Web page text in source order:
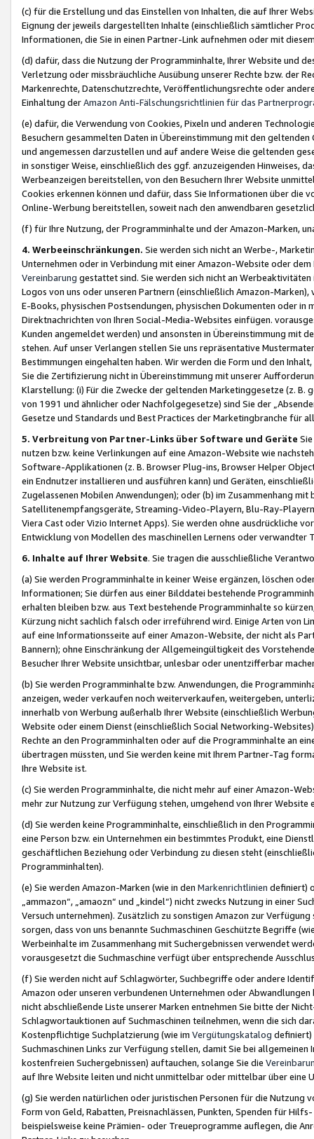
(c) für die Erstellung und das Einstellen von Inhalten, die auf Ihrer
Eignung der jeweils dargestellten Inhalte (einschließlich sämtlicher
Informationen, die Sie in einen Partner-Link aufnehmen oder mit
(d) dafür, dass die Nutzung der Programminhalte, Ihrer Website und
Verletzung oder missbräuchliche Ausübung unserer Rechte bzw. der
Markenrechte, Datenschutzrechte, Veröffentlichungsrechte oder
Einhaltung derAmazon Anti-Fälschungsrichtlinien für das
(e) dafür, die Verwendung von Cookies, Pixeln und anderen
Besuchern gesammelten Daten in Übereinstimmung mit den
und angemessen darzustellen und auf andere Weise die geltenden
in sonstiger Weise, einschließlich des ggf. anzuzeigenden Hinweises,
Werbeanzeigen bereitstellen, von den Besuchern Ihrer Website
Cookies erkennen können und dafür, dass Sie Informationen über die
Online-Werbung bereitstellen, soweit nach den anwendbaren
(f) für Ihre Nutzung, der Programminhalte und der Amazon-Marken,
4. Werbeeinschränkungen. Sie werden sich nicht an Werbe-,
Unternehmen oder in Verbindung mit einer Amazon-Website oder
Vereinbarung gestattet sind. Sie werden sich nicht an
Logos von uns oder unseren Partnern (einschließlich Amazon-
E-Books, physischen Postsendungen, physischen Dokumenten oder in
Direktnachrichten von Ihren Social-Media-Websites einfügen.
Kunden angemeldet werden) und ansonsten in Übereinstimmung mit
stehen. Auf unser Verlangen stellen Sie uns repräsentative
Bestimmungen eingehalten haben. Wir werden die Form und den
Sie die Zertifizierung nicht in Übereinstimmung mit unserer
Klarstellung: (i) Für die Zwecke der geltenden Marketinggesetze (z. B.
von 1991 und ähnlicher oder Nachfolgegesetze) sind Sie der
Gesetze und Standards und Best Practices der Marketingbranche für
5. Verbreitung von Partner-Links über Software und Geräte
nutzen bzw. keine Verlinkungen auf eine Amazon-Website wie
Software-Applikationen (z. B. Browser Plug-ins, Browser Helper
ein Endnutzer installieren und ausführen kann) und Geräten,
Zugelassenen Mobilen Anwendungen); oder (b) im Zusammenhang
Satellitenempfangsgeräte, Streaming-Video-Playern, Blu-Ray-
Viera Cast oder Vizio Internet Apps). Sie werden ohne ausdrückliche
Entwicklung von Modellen des maschinellen Lernens oder
6. Inhalte auf Ihrer Website. Sie tragen die ausschließliche
(a) Sie werden Programminhalte in keiner Weise ergänzen, löschen
Informationen; Sie dürfen aus einer Bilddatei bestehende
erhalten bleiben bzw. aus Text bestehende Programminhalte so
Kürzung nicht sachlich falsch oder irreführend wird. Einige Arten von
auf eine Informationsseite auf einer Amazon-Website, der nicht als
Bannern); ohne Einschränkung der Allgemeingültigkeit des
Besucher Ihrer Website unsichtbar, unlesbar oder unentzifferbar
(b) Sie werden Programminhalte bzw. Anwendungen, die
anzeigen, weder verkaufen noch weiterverkaufen, weitergeben,
innerhalb von Werbung außerhalb Ihrer Website (einschließlich
Website oder einem Dienst (einschließlich Social Networking-
Rechte an den Programminhalten oder auf die Programminhalte an
übertragen müssten, und Sie werden keine mit Ihrem Partner-Tag
Ihre Website ist.
(c) Sie werden Programminhalte, die nicht mehr auf einer Amazon-
mehr zur Nutzung zur Verfügung stehen, umgehend von Ihrer
(d) Sie werden keine Programminhalte, einschließlich in den
eine Person bzw. ein Unternehmen ein bestimmtes Produkt, eine
geschäftlichen Beziehung oder Verbindung zu diesen steht
Programminhalten).
(e) Sie werden Amazon-Marken (wie in den Markenrichtlinien definiert)
„ammazon“, „amaozn“ und „kindel“) nicht zwecks Nutzung in einer
Versuch unternehmen). Zusätzlich zu sonstigen Amazon zur
sorgen, dass von uns benannte Suchmaschinen Geschützte Begriffe
Werbeinhalte im Zusammenhang mit Suchergebnissen verwendet
vorausgesetzt die Suchmaschine verfügt über entsprechende
(f) Sie werden nicht auf Schlagwörter, Suchbegriffe oder andere
Amazon oder unseren verbundenen Unternehmen oder
nicht abschließende Liste unserer Marken entnehmen Sie bitte der
Schlagwortauktionen auf Suchmaschinen teilnehmen, wenn die sich
Kostenpflichtige Suchplatzierung (wie im Vergütungskatalog definiert)
Suchmaschinen Links zur Verfügung stellen, damit Sie bei
kostenfreien Suchergebnissen) auftauchen, solange Sie die
auf Ihre Website leiten und nicht unmittelbar oder mittelbar über eine
(g) Sie werden natürlichen oder juristischen Personen für die Nutzung
Form von Geld, Rabatten, Preisnachlässen, Punkten, Spenden für
beispielsweise keine Prämien- oder Treueprogramme auflegen, die